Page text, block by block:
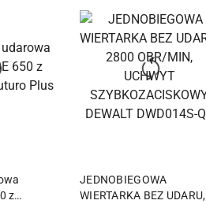
z
KOSZYKA
JEDNOBIEGOWA
WIERTARKA BEZ UDARU,